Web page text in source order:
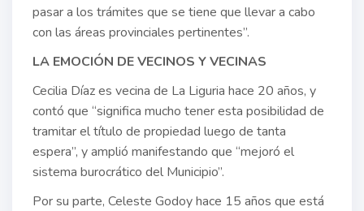
pasar a los trámites que se tiene que llevar a cabo
con las áreas provinciales pertinentes”.
LA EMOCIÓN DE VECINOS Y VECINAS
Cecilia Díaz es vecina de La Liguria hace 20 años, y
contó que “significa mucho tener esta posibilidad de
tramitar el título de propiedad luego de tanta
espera”, y amplió manifestando que “mejoró el
sistema burocrático del Municipio”.
Por su parte, Celeste Godoy hace 15 años que está